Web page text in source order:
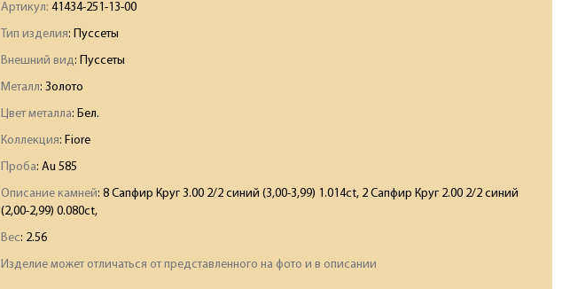
Артикул: 41434-251-13-00
Тип изделия: Пуссеты
Внешний вид: Пуссеты
Металл: Золото
Цвет металла: Бел.
Коллекция: Fiore
Проба: Au 585
Описание камней: 8 Сапфир Круг 3.00 2/2 синий (3,00-3,99) 1.014ct, 2 Сапфир Круг 2.00 2/2 синий
(2,00-2,99) 0.080ct,
Вес: 2.56
Изделие может отличаться от представленного на фото и в описании